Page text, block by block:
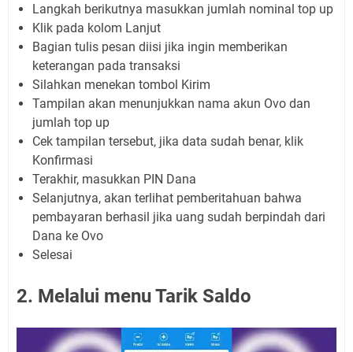
Langkah berikutnya masukkan jumlah nominal top up
Klik pada kolom Lanjut
Bagian tulis pesan diisi jika ingin memberikan
keterangan pada transaksi
Silahkan menekan tombol Kirim
Tampilan akan menunjukkan nama akun Ovo dan
jumlah top up
Cek tampilan tersebut, jika data sudah benar, klik
Konfirmasi
Terakhir, masukkan PIN Dana
Selanjutnya, akan terlihat pemberitahuan bahwa
pembayaran berhasil jika uang sudah berpindah dari
Dana ke Ovo
Selesai
2. Melalui menu Tarik Saldo